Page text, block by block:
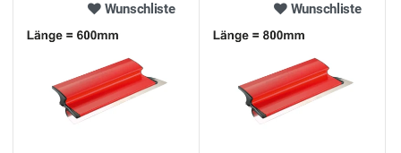
Wunschliste Wunschliste